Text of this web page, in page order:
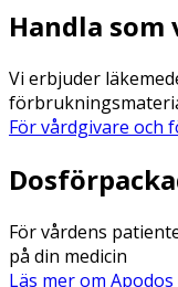
Handla
Vi erbjuder
För vårdgivare och
För vårdens
på din medicin
Läs mer om